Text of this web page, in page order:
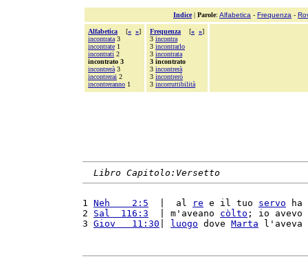
Indice| Parole: Alfabetica - Frequenza -
Alfabetica [« »]
incontrata 3
incontrate 1
incontrati 2
incontrato 3
incontrerà 3
incontrerai 2
incontreranno 1
Frequenza [« »]
3 incontra
3 incontrarlo
3 incontrata
3 incontrato
3 incontrerà
3 incontrerò
3 incorruttibilità
Libro Capitolo:Versetto
1 Neh    2:5
  |  al
re e il tuo servo ha
2 Sal  116:3
  | m'aveano
còlto ; io avevo
3 Giov   11:30 luogo dove Marta l'aveva